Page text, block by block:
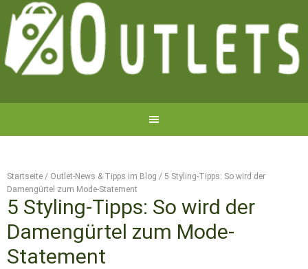
Startseite / Outlet-News & Tipps im Blog / 5 Styling-Tipps: So wird der
Damengürtel zum Mode-Statement
5 Styling-Tipps: So wird der
Damengürtel zum Mode-
Statement